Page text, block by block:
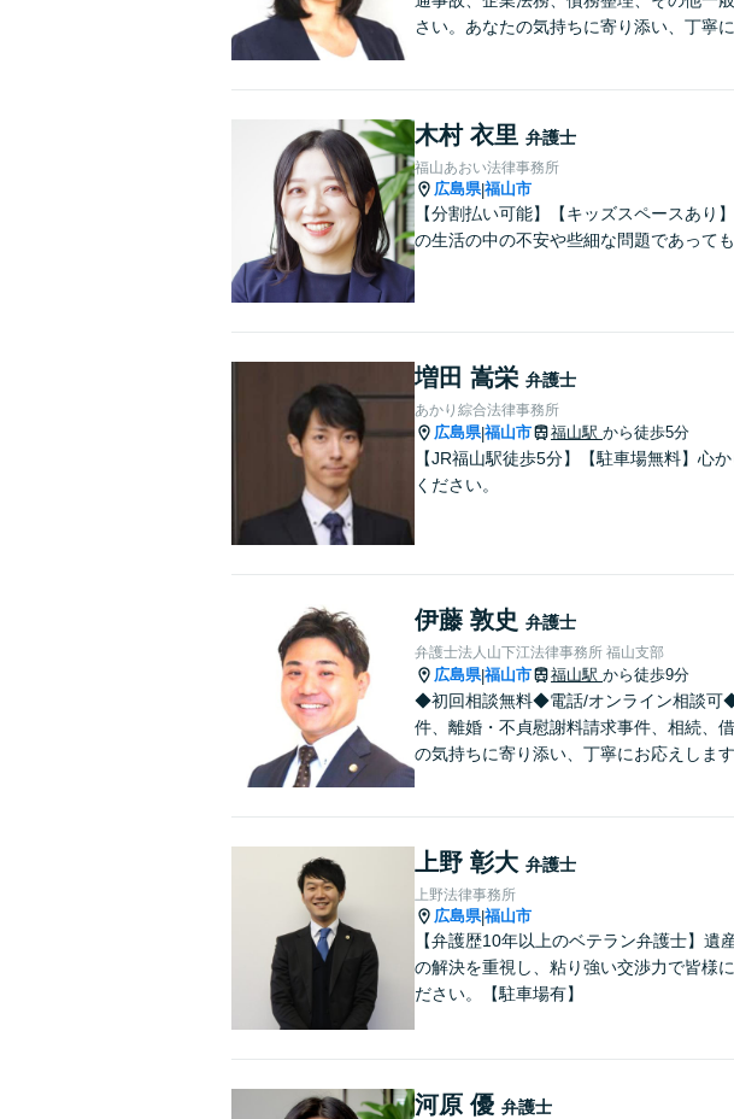
さい。あなたの気持ちに寄り添い、丁寧
木村 衣里 弁護士
福山あおい法律事務所
広島県|福山市
【分割払い可能】【キッズスペースあり
の生活の中の不安や些細な問題であって
増田 嵩栄 弁護士
あかり綜合法律事務所
広島県|福山市 福山駅 から徒歩5分
【JR福山駅徒歩5分】【駐車場無料】心
ください。
伊藤 敦史 弁護士
弁護士法人山下江法律事務所 福山支部
広島県|福山市 福山駅 から徒歩9分
◆初回相談無料◆電話/オンライン相談可
件、離婚・不貞慰謝料請求事件、相続、
の気持ちに寄り添い、丁寧にお応えします
上野 彰大 弁護士
上野法律事務所
広島県|福山市
【弁護歴10年以上のベテラン弁護士】
の解決を重視し、粘り強い交渉力で皆様
ださい。【駐車場有】
河原 優 弁護士